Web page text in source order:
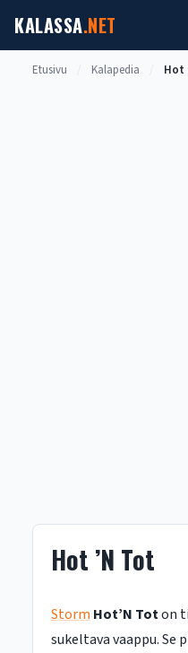
sisältöön
KALASSA.NET
Etusivu Kalapedia Hot
Hot ’N Tot
Storm Hot’N Toton
sukeltava vaappu. Se